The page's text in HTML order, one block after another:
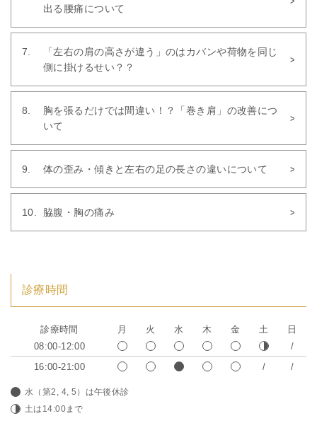
出る腰痛について
「左右の肩の高さが違う」のはカバンや荷物を同じ
側に掛けるせい？？
胸を張るだけでは間違い！？「巻き肩」の改善につ
いて
体の歪み・傾きと左右の足の長さの違いについて
脇腹・胸の痛み
診療時間
診療時間 月 火 水 木 金 土
日
08:00-12:00
16:00-21:00
水（第2, 4, 5）は午後休診
土は14:00まで